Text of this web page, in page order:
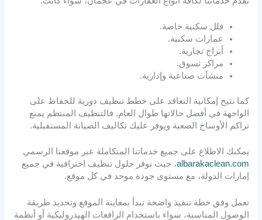
فلل سكنية خاصة.
عمارات سكنية.
أبراج تجارية.
مراكز تسوق.
منشآت صناعية وإدارية.
كما نتيح إمكانية التعاقد على خطط تنظيف دورية للحفاظ على
الواجهة في أفضل حالاتها طوال العام. فالتنظيف المنتظم يمنع
تراكم الأوساخ الصعبة ويوفر عليك تكاليف الصيانة المستقبلية.
يمكنك الاطلاع على جميع خدماتنا المتكاملة عبر موقعنا الرسمي
albarakaclean.com، حيث نوفر حلول تنظيف احترافية في جميع
إمارات الدولة، مع مستوى جودة موحد في كل موقع.
نعمل وفق خطة تنفيذ واضحة تبدأ بمعاينة الموقع وتحديد طريقة
الوصول المناسبة، سواء باستخدام الرافعات الهيدروليكية أو أنظمة